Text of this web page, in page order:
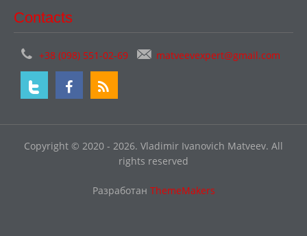
Contacts
+38 (098) 551-02-69 matveevexpert@gmail.com
Copyright © 2020 - 2026. Vladimir Ivanovich Matveev. All
rights reserved
Разработан ThemeMakers